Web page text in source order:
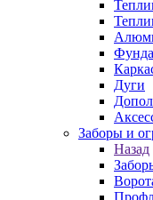
Дуги
Заборы и
Назад